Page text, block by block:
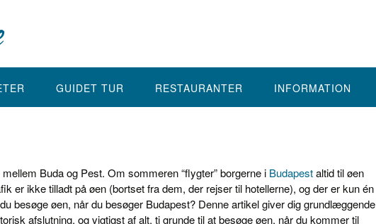
GUIDET TUR RESTAURANTER INFORMATION
Buda og Pest. Om sommeren “flygter” borgerne i Budapestaltid til øen
er ikke tilladt på øen (bortset fra dem, der rejser til hotellerne), og der er kun én
besøge øen, når du besøger Budapest? Denne artikel giver dig grundlæggende
afslutning, og vigtigst af alt, ti grunde til at besøge øen, når du kommer til